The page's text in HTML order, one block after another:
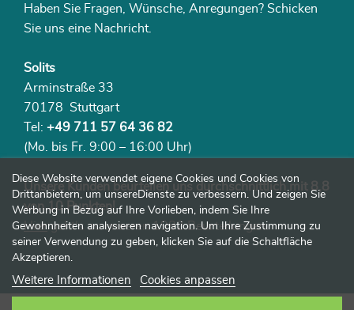
Haben Sie Fragen, Wünsche, Anregungen? Schicken
Sie uns eine Nachricht.
Solits
Arminstraße 33
70178 Stuttgart
Tel: +49 711 57 64 36 82
(Mo. bis Fr. 9:00 – 16:00 Uhr)
Unsere Kunden beurteilen uns durchschnittlich mit 8,8
von 10 Punkten!
Hiergeht‘s zu unseren 1982 Beurteilungen.
Diese Website verwendet eigene Cookies und Cookies von
Drittanbietern, um unsereDienste zu verbessern. Und zeigen Sie
Werbung in Bezug auf Ihre Vorlieben, indem Sie Ihre
Gewohnheiten analysieren navigation. Um Ihre Zustimmung zu
seiner Verwendung zu geben, klicken Sie auf die Schaltfläche
Akzeptieren.
Weitere Informationen Cookies anpassen